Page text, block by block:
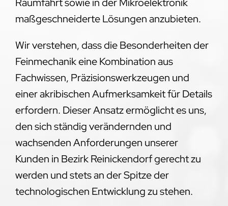
maßgeschneiderte Lösungen anzubieten.
Wir verstehen, dass die Besonderheiten der
Feinmechanik eine Kombination aus
Fachwissen, Präzisionswerkzeugen und
einer akribischen Aufmerksamkeit für Details
erfordern. Dieser Ansatz ermöglicht es uns,
den sich ständig verändernden und
wachsenden Anforderungen unserer
Kunden in Bezirk Reinickendorf gerecht zu
werden und stets an der Spitze der
technologischen Entwicklung zu stehen.